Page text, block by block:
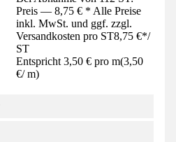
Preis — 8,75 € * Alle Preise
inkl. MwSt. und ggf. zzgl.
Versandkosten pro ST8,75 €*/
ST
Entspricht 3,50 € pro m(3,50
€/ m)